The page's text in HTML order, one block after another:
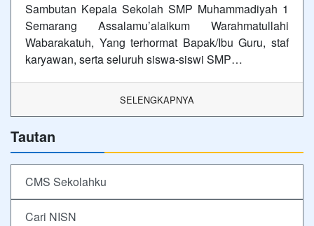
Sambutan Kepala Sekolah SMP Muhammadiyah 1
Semarang Assalamu’alaikum Warahmatullahi
Wabarakatuh, Yang terhormat Bapak/Ibu Guru, staf
karyawan, serta seluruh siswa-siswi SMP…
SELENGKAPNYA
Tautan
CMS Sekolahku
Cari NISN